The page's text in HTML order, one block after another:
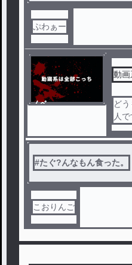
ぷわぁー
ノベ
動画
ど
人で
#たぐ?んなもん食った。
こおりんご